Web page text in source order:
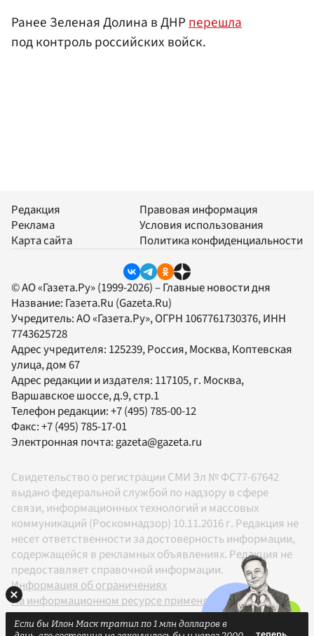
Ранее Зеленая Долина в ДНРперешла
под контроль российских войск.
Редакция
Реклама
Карта сайта
Правовая информация
Условия использования
Политика конфиденциальности
© АО «Газета.Ру» (1999-2026) – Главные новости дня
Название: Газета.Ru (Gazeta.Ru)
Учредитель:АО «Газета.Ру», ОГРН 1067761730376, ИНН
7743625728
Адрес учредителя: 125239, Россия, Москва, Коптевская
улица, дом 67
Адрес редакции и издателя: 117105, г. Москва,
Варшавское шоссе, д.9, стр.1
Телефон редакции:+7 (495) 785-00-12
Факс:+7 (495) 785-17-01
Электронная почта: gazeta@gazeta.ru
Свидетельство о регистрации СМИ Эл № ФС77-67642
выдано федеральной службой по надзору в сфере
связи, информационных технологий и массовых
коммуникаций (Роскомнадзор) 10.11.2016 г. Редакция не
несет ответственности за достоверность информации,
содержащейся в рекламных объявлениях. Редакция не
предоставляет справочной информации.
Информация об ограничениях
На информационном ресурсе применяются
рекомендательные технологии в соответствии с
Правилами
Если бы Илон Маск тратил по 1 млн долларов в